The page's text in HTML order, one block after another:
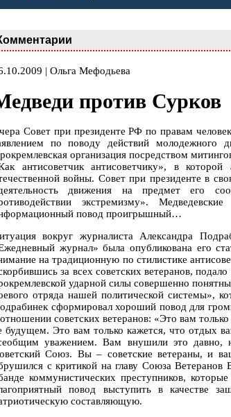
| Ольга Мефодьева
против Сурков
Совет при президенте РФ по правам
по поводу действий молодежного
организация посредством
антисоветчик антисоветчику», в
войны. Совет при президенте в
движения на предмет его
экстремизму».
повод проигрышный…
вокруг журналиста Александра
журнал» была опубликована его
на традиционную по стилистике
за всех советских ветеранов,
ударной силы совершенно
отряда нашей политической системы»,
сформировал хороший повод для
советских ветеранов: «Это вам
будущем. Это вам только кажется, что отдых
уважением. Вам внушили это
Союз. Вы – советские ветераны, и
с критикой на главу Союза Ветеранов
коммунистических преступников,
повод выступить в качестве
составляющую.